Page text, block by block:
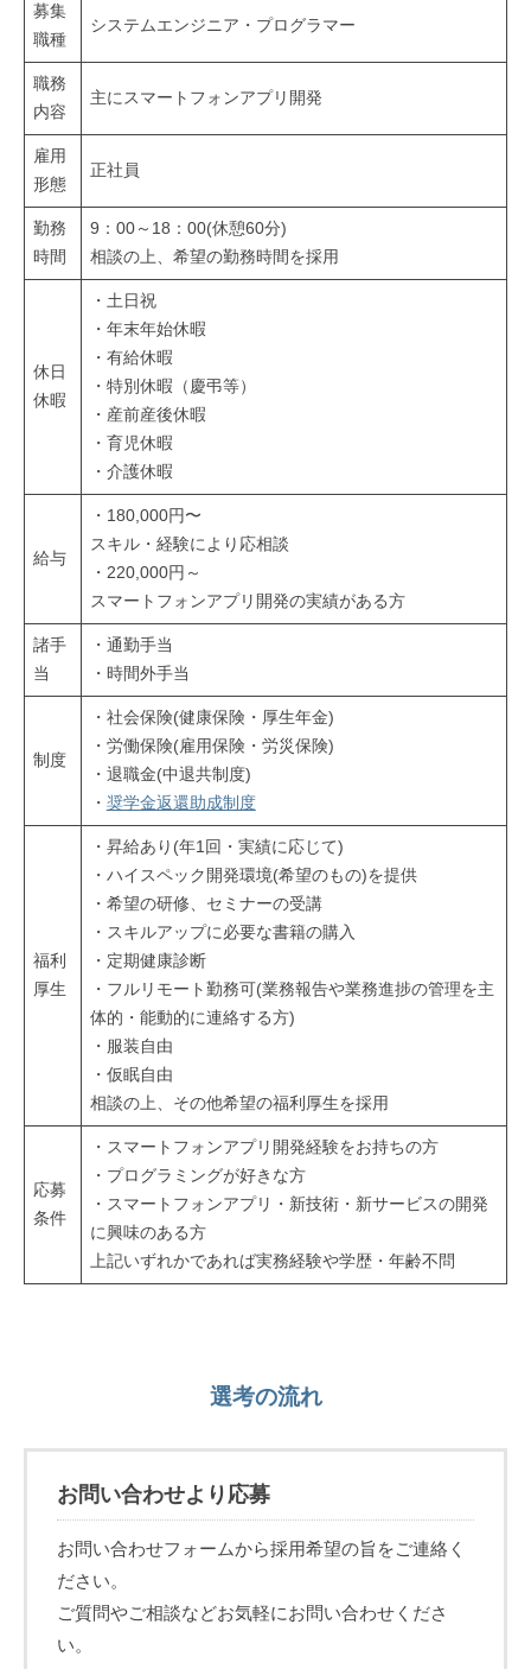
ン
グ
石
川
県
津
幡
ス
マ
ォ
プ
リ
発
募集
職種
システムエンジニア・プログラマー
職務
内容
主にスマートフォンアプリ開発
雇用
形態
正社員
勤務
時間
9：00～18：00(休憩60分)
相談の上、希望の勤務時間を採用
休日
休暇
・土日祝
・年末年始休暇
・有給休暇
・特別休暇（慶弔等）
・産前産後休暇
・育児休暇
・介護休暇
給与
・180,000円〜
スキル・経験により応相談
・220,000円～
スマートフォンアプリ開発の実績がある方
諸手
当
・通勤手当
・時間外手当
制度
・社会保険(健康保険・厚生年金)
・労働保険(雇用保険・労災保険)
・退職金(中退共制度)
・ 奨学金返還助成制度
福利
厚生
・昇給あり(年1回・実績に応じて)
・ハイスペック開発環境(希望のもの)を提供
・希望の研修、セミナーの受講
・スキルアップに必要な書籍の購入
・定期健康診断
・フルリモート勤務可(業務報告や業務進捗の管理を主
体的・能動的に連絡する方)
・服装自由
・仮眠自由
相談の上、その他希望の福利厚生を採用
応募
条件
・スマートフォンアプリ開発経験をお持ちの方
・プログラミングが好きな方
・スマートフォンアプリ・新技術・新サービスの開発
に興味のある方
上記いずれかであれば実務経験や学歴・年齢不問
選考の流れ
お問い合わせより応募
お問い合わせフォームから採用希望の旨をご連絡く
ださい。
ご質問やご相談などお気軽にお問い合わせくださ
い。